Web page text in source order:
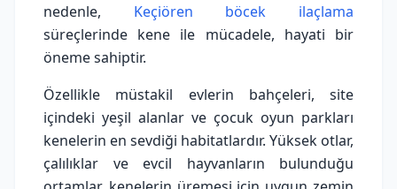
nedenle, Keçiören böcek ilaçlama
süreçlerinde kene ile mücadele, hayati bir
öneme sahiptir.
Özellikle müstakil evlerin bahçeleri, site
içindeki yeşil alanlar ve çocuk oyun parkları
kenelerin en sevdiği habitatlardır. Yüksek otlar,
çalılıklar ve evcil hayvanların bulunduğu